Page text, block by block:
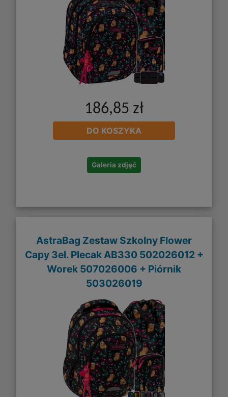
186,85 zł
DO KOSZYKA
Galeria zdjęć
AstraBag Zestaw Szkolny Flower
Capy 3el. Plecak AB330 502026012 +
Worek 507026006 + Piórnik
503026019